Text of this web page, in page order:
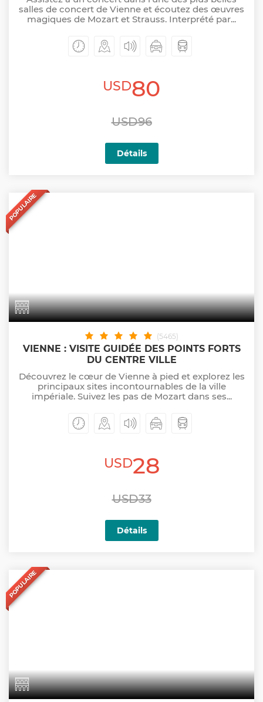
salles de concert de Vienne et écoutez des œuvres
magiques de Mozart et Strauss. Interprété par...
USD80
USD96
Détails
POPULAIRE
(5465)
VIENNE : VISITE GUIDÉE DES POINTS FORTS
DU CENTRE VILLE
Découvrez le cœur de Vienne à pied et explorez les
principaux sites incontournables de la ville
impériale. Suivez les pas de Mozart dans ses...
USD28
USD33
Détails
POPULAIRE